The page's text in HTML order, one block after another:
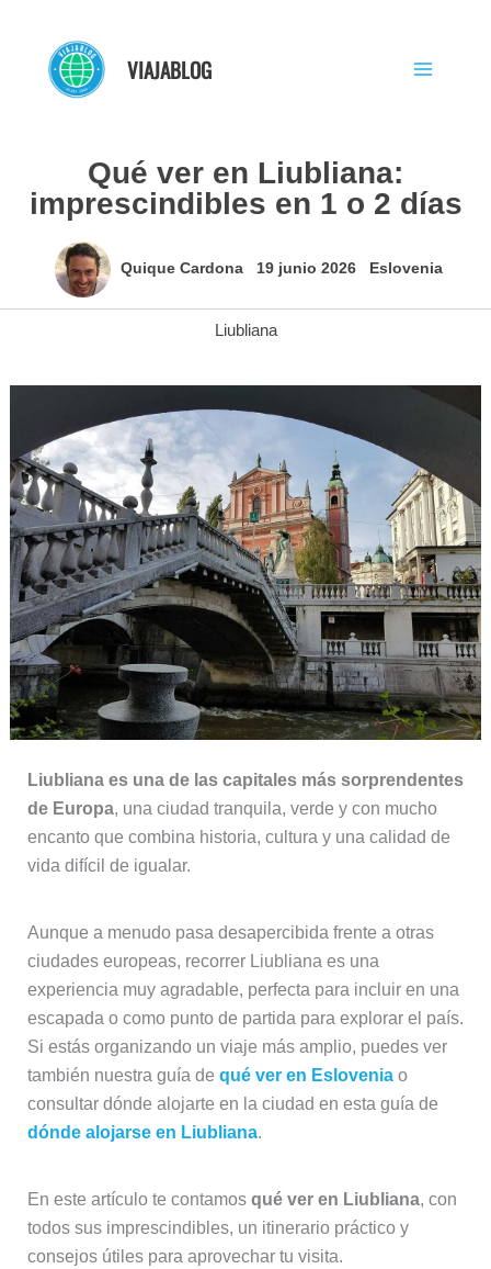
contenido
VIAJABLOG
Qué ver en Liubliana:
imprescindibles en 1 o 2 días
Quique Cardona 19 junio 2026 Eslovenia
Liubliana
Liubliana es una de las capitales más sorprendentes
de Europa, una ciudad tranquila, verde y con mucho
encanto que combina historia, cultura y una calidad de
vida difícil de igualar.
Aunque a menudo pasa desapercibida frente a otras
ciudades europeas, recorrer Liubliana es una
experiencia muy agradable, perfecta para incluir en una
escapada o como punto de partida para explorar el país.
Si estás organizando un viaje más amplio, puedes ver
también nuestra guía de qué ver en Esloveniao
consultar dónde alojarte en la ciudad en esta guía de
dónde alojarse en Liubliana.
En este artículo te contamos qué ver en Liubliana, con
todos sus imprescindibles, un itinerario práctico y
consejos útiles para aprovechar tu visita.